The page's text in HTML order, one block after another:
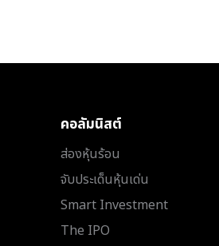
คอลัมนิสต์
ส่องหุ้นร้อน
จับประเด็นหุ้นเด่น
Smart Investment
The IPO